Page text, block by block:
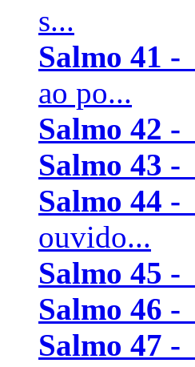
s...
Salmo 41 -
ao po...
Salmo 42 -
Salmo 43 -
Salmo 44 -
ouvido...
Salmo 45 -
Salmo 46 -
Salmo 47 -